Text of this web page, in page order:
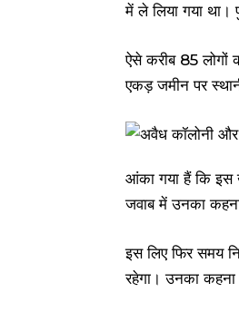
में ले लिया गया
ऐसे करीब 85 लोगों
एकड़ जमीन पर
आंका गया हैं कि इस
जवाब में उनका
इस लिए फिर समय
रहेगा। उनका कहना